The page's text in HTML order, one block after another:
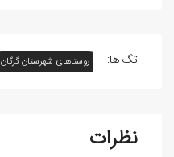
تگ ها: روستاهای شهرستان گرگان
نظرات